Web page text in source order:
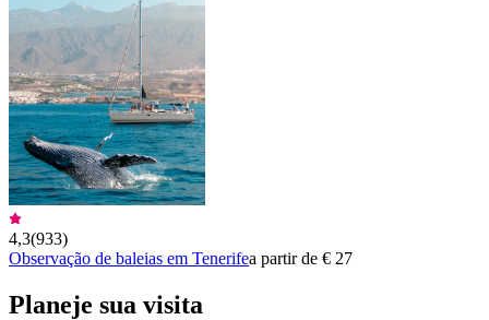
4,3(933)
Observação de baleias em Tenerifea partir de € 27
Planeje sua visita